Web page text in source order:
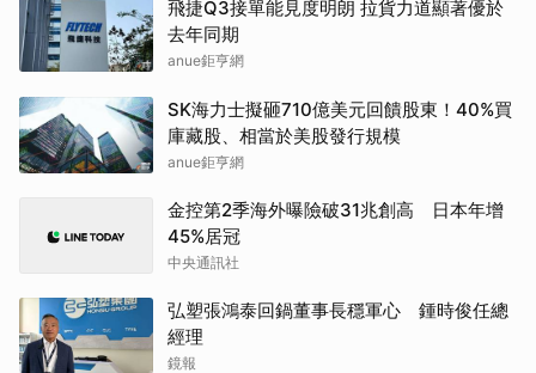
飛捷Q3接單能見度明朗 拉貨力道顯著優於
去年同期
anue鉅亨網
SK海力士擬砸710億美元回饋股東！40%買
庫藏股、相當於美股發行規模
anue鉅亨網
金控第2季海外曝險破31兆創高 日本年增
45%居冠
中央通訊社
弘塑張鴻泰回鍋董事長穩軍心 鍾時俊任總
經理
鏡報